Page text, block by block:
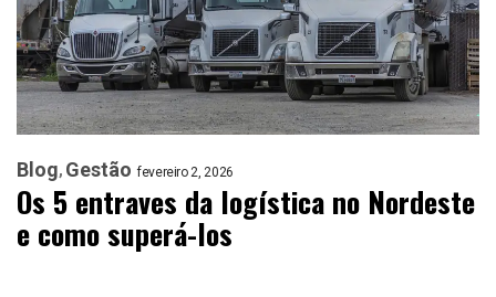
Blog Gestão fevereiro 2, 2026
Os 5 entraves da logística no Nordeste
e como superá-los